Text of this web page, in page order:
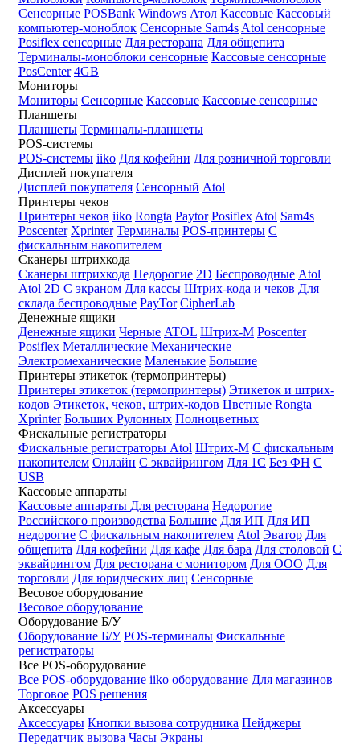
Сенсорные POSBank Windows Атол Кассовые Кассовый
компьютер-моноблок Сенсорные Sam4s Atol сенсорные
Posiflex сенсорные Для ресторана Для общепита
Терминалы-моноблоки сенсорные Кассовые сенсорные
PosCenter 4GB
Мониторы
Мониторы Сенсорные Кассовые Кассовые сенсорные
Планшеты
Планшеты Терминалы-планшеты
POS-системы
POS-системы iiko Для кофейни Для розничной торговли
Дисплей покупателя
Дисплей покупателя Сенсорный Atol
Принтеры чеков
Принтеры чеков iiko Rongta Paytor Posiflex Atol Sam4s
Poscenter Xprinter Терминалы POS-принтеры С
фискальным накопителем
Сканеры штрихкода
Сканеры штрихкода Недорогие 2D Беспроводные Atol
Atol 2D С экраном Для кассы Штрих-кода и чеков Для
склада беспроводные PayTor CipherLab
Денежные ящики
Денежные ящики Черные ATOL Штрих-М Poscenter
Posiflex Металлические Механические
Электромеханические Маленькие Большие
Принтеры этикеток (термопринтеры)
Принтеры этикеток (термопринтеры) Этикеток и штрих-
кодов Этикеток, чеков, штрих-кодов Цветные Rongta
Xprinter Больших Рулонных Полноцветных
Фискальные регистраторы
Фискальные регистраторы Atol Штрих-М С фискальным
накопителем Онлайн С эквайрингом Для 1С Без ФН С
USB
Кассовые аппараты
Кассовые аппараты Для ресторана Недорогие
Российского производства Большие Для ИП Для ИП
недорогие С фискальным накопителем Atol Эватор Для
общепита Для кофейни Для кафе Для бара Для столовой С
эквайрингом Для ресторана с монитором Для ООО Для
торговли Для юридческих лиц Сенсорные
Весовое оборудование
Весовое оборудование
Оборудование Б/У
Оборудование Б/У POS-терминалы Фискальные
регистраторы
Все POS-оборудование
Все POS-оборудование iiko оборудование Для магазинов
Торговое POS решения
Аксессуары
Аксессуары Кнопки вызова сотрудника Пейджеры
Передатчик вызова Часы Экраны